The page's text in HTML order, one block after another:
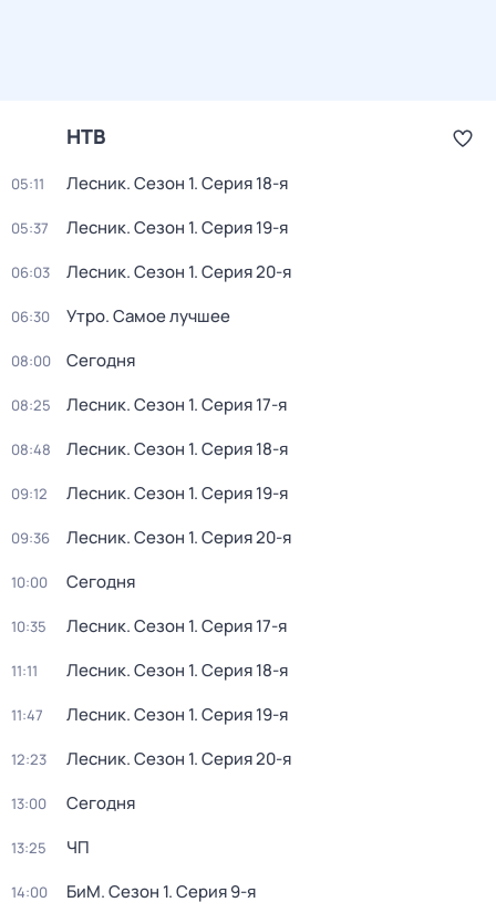
НТВ
05:11 Лесник. Сезон 1. Серия 18-я
05:37 Лесник. Сезон 1. Серия 19-я
06:03 Лесник. Сезон 1. Серия 20-я
06:30 Утро. Самое лучшее
08:00 Сегодня
08:25 Лесник. Сезон 1. Серия 17-я
08:48 Лесник. Сезон 1. Серия 18-я
09:12 Лесник. Сезон 1. Серия 19-я
09:36 Лесник. Сезон 1. Серия 20-я
10:00 Сегодня
10:35 Лесник. Сезон 1. Серия 17-я
11:11 Лесник. Сезон 1. Серия 18-я
11:47 Лесник. Сезон 1. Серия 19-я
12:23 Лесник. Сезон 1. Серия 20-я
13:00 Сегодня
13:25 ЧП
14:00 БиМ. Сезон 1. Серия 9-я